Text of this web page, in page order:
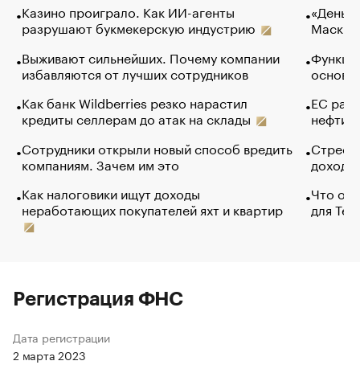
Казино проиграло. Как ИИ-агенты
разрушают букмекерскую индустрию
Выживают сильнейших. Почему компании
избавляются от лучших сотрудников
Как банк Wildberries резко нарастил
кредиты селлерам до атак на склады
Сотрудники открыли новый способ вредить
компаниям. Зачем им это
Как налоговики ищут доходы
неработающих покупателей яхт и квартир
Маск в
основ
ЕС
нефти
Что
для
Регистрация ФНС
Дата регистрации
2 марта 2023